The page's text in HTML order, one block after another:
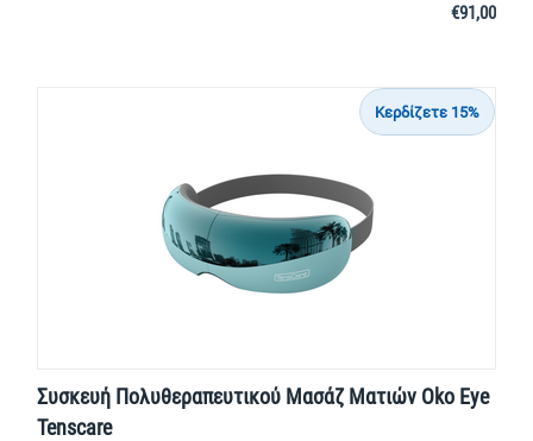
€91,00
Κερδίζετε 15%
Συσκευή Πολυθεραπευτικού Μασάζ Ματιών Oko Eye
Tenscare